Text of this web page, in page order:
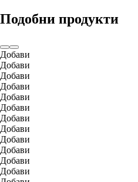
Подобни продукти
Добави
Добави
Добави
Добави
Добави
Добави
Добави
Добави
Добави
Добави
Добави
Добави